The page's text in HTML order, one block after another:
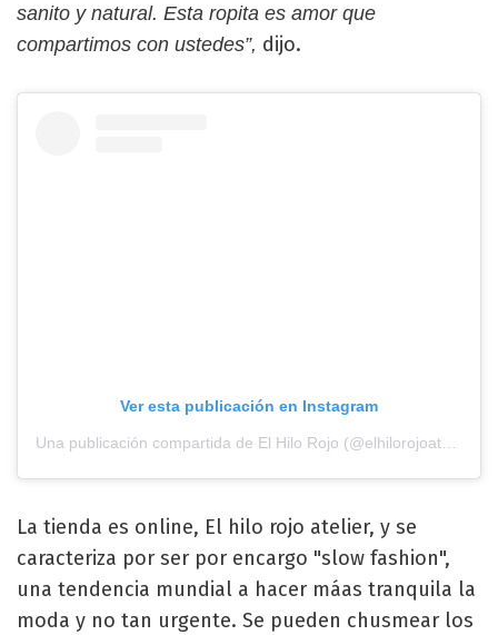
sanito y natural. Esta ropita es amor que
compartimos con ustedes”, dijo.
Ver esta publicación en Instagram
La tienda es online, El hilo rojo atelier, y se
caracteriza por ser por encargo "slow fashion",
una tendencia mundial a hacer máas tranquila la
moda y no tan urgente. Se pueden chusmear los